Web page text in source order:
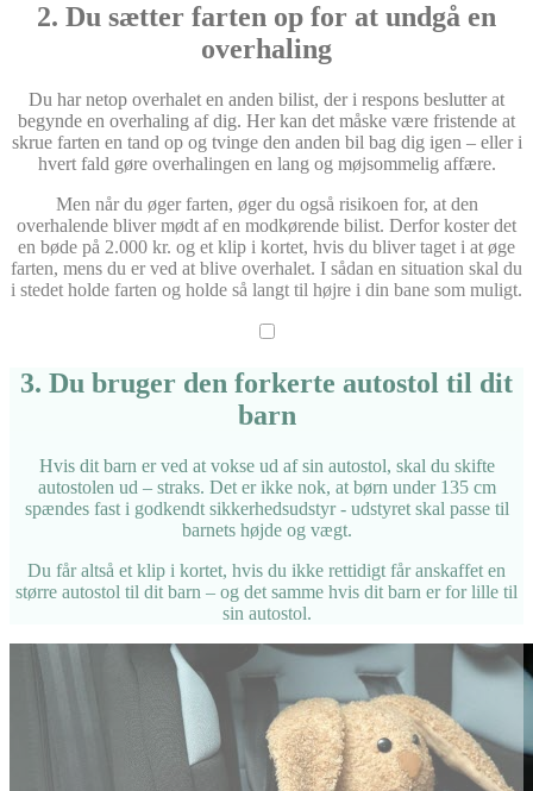
2. Du sætter farten op for at undgå en
overhaling
Du har netop overhalet en anden bilist, der i respons beslutter at
begynde en overhaling af dig. Her kan det måske være fristende at
skrue farten en tand op og tvinge den anden bil bag dig igen – eller i
hvert fald gøre overhalingen en lang og møjsommelig affære.
Men når du øger farten, øger du også risikoen for, at den
overhalende bliver mødt af en modkørende bilist. Derfor koster det
en bøde på 2.000 kr. og et klip i kortet, hvis du bliver taget i at øge
farten, mens du er ved at blive overhalet. I sådan en situation skal du
i stedet holde farten og holde så langt til højre i din bane som muligt.
3. Du bruger den forkerte autostol til dit
barn
Hvis dit barn er ved at vokse ud af sin autostol, skal du skifte
autostolen ud – straks. Det er ikke nok, at børn under 135 cm
spændes fast i godkendt sikkerhedsudstyr - udstyret skal passe til
barnets højde og vægt.
Du får altså et klip i kortet, hvis du ikke rettidigt får anskaffet en
større autostol til dit barn – og det samme hvis dit barn er for lille til
sin autostol.